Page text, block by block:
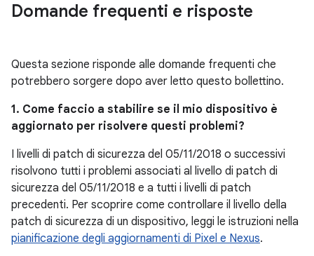
Domande frequenti e risposte
Questa sezione risponde alle domande frequenti che
potrebbero sorgere dopo aver letto questo bollettino.
1. Come faccio a stabilire se il mio dispositivo è
aggiornato per risolvere questi problemi?
I livelli di patch di sicurezza del 05/11/2018 o successivi
risolvono tutti i problemi associati al livello di patch di
sicurezza del 05/11/2018 e a tutti i livelli di patch
precedenti. Per scoprire come controllare il livello della
patch di sicurezza di un dispositivo, leggi le istruzioni nella
pianificazione degli aggiornamenti di Pixel e Nexus.